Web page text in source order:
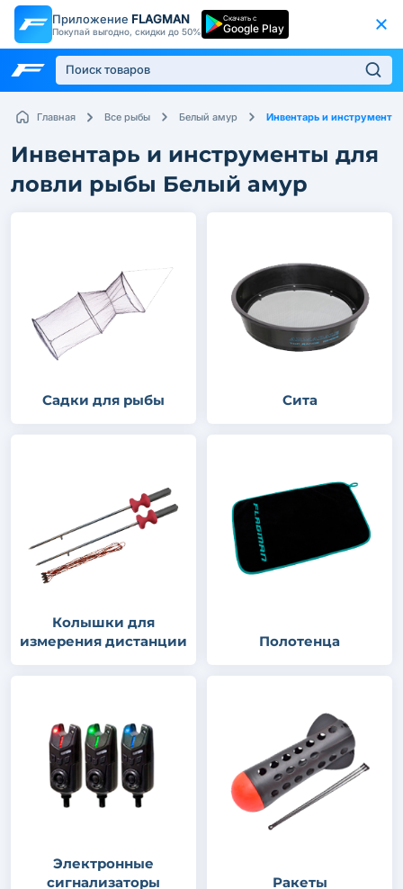
Приложение FLAGMAN
Покупай выгодно, скидки до 50%
Скачать с
Google Play
Главная Все рыбы Белый амур Инвентарь и инструменты
Инвентарь и инструменты для
ловли рыбы Белый амур
Садки для рыбы Сита
Колышки для
измерения дистанции
Полотенца
Электронные
сигнализаторы
Ракеты